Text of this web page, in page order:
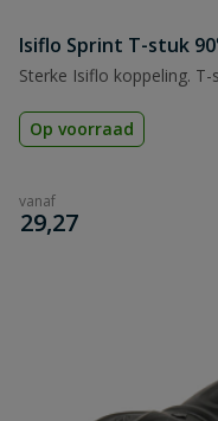
Isiflo Sprint T-stuk
Sterke Isiflo koppeling.
Op voorraad
vanaf
€
29,27